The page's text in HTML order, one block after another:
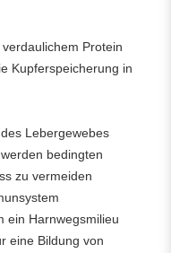
Protein
Kupferspeicherung in
Lebergewebes
bedingten
zu vermeiden
ein Harnwegsmilieu
eine Bildung von